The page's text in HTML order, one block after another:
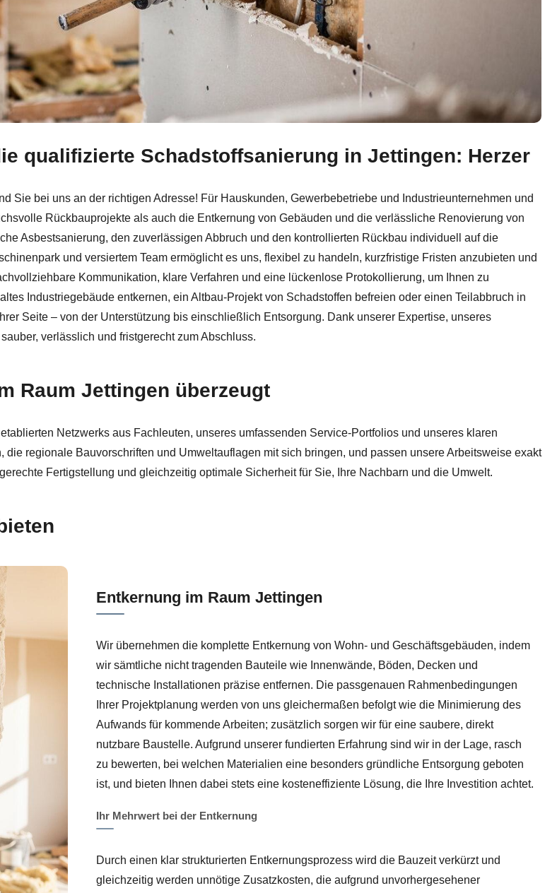
Abbruch, Rückbau anfragen. Ihre Anlaufstelle für ✓Asbestsanierung, ✓Entkernung,
qualifizierte Schadstoffsanierung in Jettingen: Herzer
Sie bei uns an der richtigen Adresse! Für Hauskunden, Gewerbebetriebe und Industrieunternehmen und
Rückbauprojekte als auch die Entkernung von Gebäuden und die verlässliche Renovierung von
Asbestsanierung, den zuverlässigen Abbruch und den kontrollierten Rückbau individuell auf die
und versiertem Team ermöglicht es uns, flexibel zu handeln, kurzfristige Fristen anzubieten und
Kommunikation, klare Verfahren und eine lückenlose Protokollierung, um Ihnen zu
Industriegebäude entkernen, ein Altbau-Projekt von Schadstoffen befreien oder einen Teilabbruch in
Seite – von der Unterstützung bis einschließlich Entsorgung. Dank unserer Expertise, unseres
verlässlich und fristgerecht zum Abschluss.
Raum Jettingen überzeugt
Netzwerks aus Fachleuten, unseres umfassenden Service-Portfolios und unseres klaren
regionale Bauvorschriften und Umweltauflagen mit sich bringen, und passen unsere Arbeitsweise exakt
Fertigstellung und gleichzeitig optimale Sicherheit für Sie, Ihre Nachbarn und die Umwelt.
Entkernung im Raum Jettingen
Wir übernehmen die komplette Entkernung von Wohn- und Geschäftsgebäuden, indem
wir sämtliche nicht tragenden Bauteile wie Innenwände, Böden, Decken und
technische Installationen präzise entfernen. Die passgenauen Rahmenbedingungen
Ihrer Projektplanung werden von uns gleichermaßen befolgt wie die Minimierung des
Aufwands für kommende Arbeiten; zusätzlich sorgen wir für eine saubere, direkt
nutzbare Baustelle. Aufgrund unserer fundierten Erfahrung sind wir in der Lage, rasch
zu bewerten, bei welchen Materialien eine besonders gründliche Entsorgung geboten
ist, und bieten Ihnen dabei stets eine kosteneffiziente Lösung, die Ihre Investition achtet.
Ihr Mehrwert bei der Entkernung
Durch einen klar strukturierten Entkernungsprozess wird die Bauzeit verkürzt und
gleichzeitig werden unnötige Zusatzkosten, die aufgrund unvorhergesehener